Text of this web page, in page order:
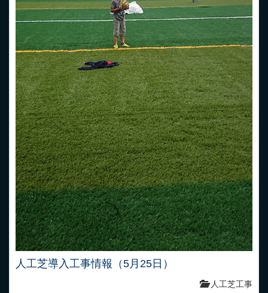
人工芝導入工事情報（5月25日）
人工芝工事